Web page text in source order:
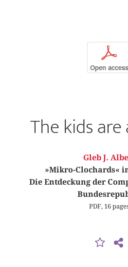
p
Open access
The kids
Gleb J.
»Mikro-Clochards«
Die Entdeckung der
PDF, 16